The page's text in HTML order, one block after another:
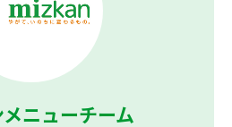
ニューチーム